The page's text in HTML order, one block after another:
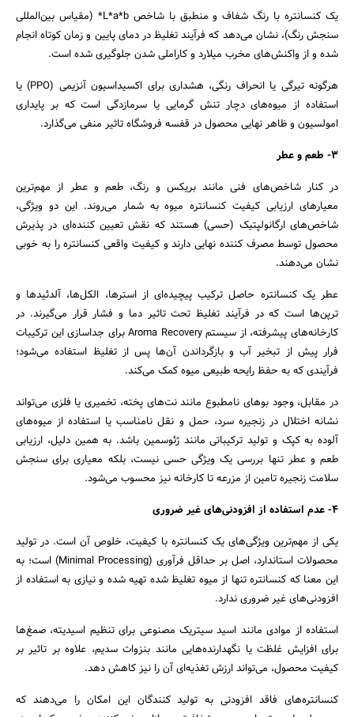
یک کنسانتره با رنگ شفاف و منطبق با شاخص L*a*b* (مقیاس بین‌المللی
سنجش رنگ)، نشان می‌دهد که فرآیند تغلیظ در دمای پایین و زمان کوتاه انجام
شده و از واکنش‌های مخرب میلارد و کاراملی شدن جلوگیری شده است.
هرگونه تیرگی یا انحراف رنگی، هشداری برای اکسیداسیون آنزیمی (PPO) یا
استفاده از میوه‌های دچار تنش گرمایی یا سرمازدگی است که بر پایداری
امولسیون و ظاهر نهایی محصول در قفسه فروشگاه تاثیر منفی می‌گذارد.
3- طعم و عطر
در کنار شاخص‌های فنی مانند بریکس و رنگ، طعم و عطر از مهم‌ترین
معیارهای ارزیابی کیفیت کنسانتره میوه به شمار می‌روند. این دو ویژگی،
شاخص‌های ارگانولپتیک (حسی) هستند که نقش تعیین‌ کننده‌ای در پذیرش
محصول توسط مصرف‌ کننده نهایی دارند و کیفیت واقعی کنسانتره را به‌ خوبی
نشان می‌دهند.
عطر یک کنسانتره حاصل ترکیب پیچیده‌ای از استرها، الکل‌ها، آلدئیدها و
ترپن‌ها است که در فرآیند تغلیظ تحت تاثیر دما و فشار قرار می‌گیرند. در
کارخانه‌های پیشرفته، از سیستم Aroma Recovery برای جداسازی این ترکیبات
فرار پیش از تبخیر آب و بازگرداندن آن‌ها پس از تغلیظ استفاده می‌شود؛
فرآیندی که به حفظ رایحه طبیعی میوه کمک می‌کند.
در مقابل، وجود بوهای نامطبوع مانند نت‌های پخته، تخمیری یا فلزی می‌تواند
نشانه اختلال در زنجیره سرد، حمل‌ و نقل نامناسب یا استفاده از میوه‌های
آلوده به کپک و تولید ترکیباتی مانند ژئوسمین باشد. به همین دلیل، ارزیابی
طعم و عطر تنها بررسی یک ویژگی حسی نیست، بلکه معیاری برای سنجش
سلامت زنجیره تامین از مزرعه تا کارخانه نیز محسوب می‌شود.
4- عدم استفاده از افزودنی‌های غیر ضروری
یکی از مهم‌ترین ویژگی‌های یک کنسانتره با کیفیت، خلوص آن است. در تولید
محصولات استاندارد، اصل بر حداقل فرآوری (Minimal Processing) است؛ به
این معنا که کنسانتره تنها از میوه تغلیظ‌ شده تهیه شده و نیازی به استفاده از
افزودنی‌های غیر ضروری ندارد.
استفاده از موادی مانند اسید سیتریک مصنوعی برای تنظیم اسیدیته، صمغ‌ها
برای افزایش غلظت یا نگهدارنده‌هایی مانند بنزوات سدیم، علاوه بر تاثیر بر
کیفیت محصول، می‌تواند ارزش تغذیه‌ای آن را نیز کاهش دهد.
کنسانتره‌های فاقد افزودنی به تولید کنندگان این امکان را می‌دهند که